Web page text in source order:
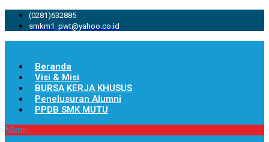
(0281)632885
smkm1_pwt@yahoo.co.id
Beranda
Visi & Misi
BURSA KERJA KHUSUS
Penelusuran Alumni
PPDB SMK MUTU
Menu